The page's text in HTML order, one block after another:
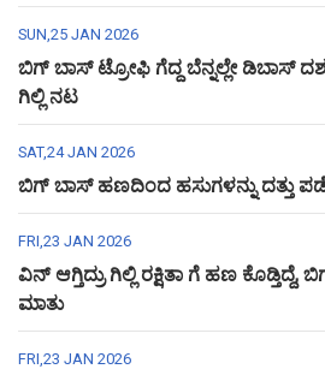
SUN,25 JAN 2026
ಬಿಗ್ ಬಾಸ್ ಟ್ರೋಫಿ ಗೆದ್ದ ಬೆನ್ನಲ್ಲೇ ಡಿಬಾಸ್
ಗಿಲ್ಲಿ ನಟ
SAT,24 JAN 2026
ಬಿಗ್ ಬಾಸ್ ಹಣದಿಂದ ಹಸುಗಳನ್ನು ದತ್ತು
FRI,23 JAN 2026
ವಿನ್ ಆಗ್ತಿದ್ರು ಗಿಲ್ಲಿ ರಕ್ಷಿತಾ ಗೆ ಹಣ
ಮಾತು
FRI,23 JAN 2026